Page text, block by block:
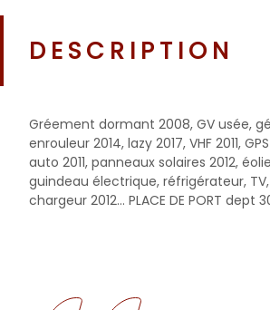
DESCRIPTION
Gréement dormant 2008, GV usée,
enrouleur 2014, lazy 2017, VHF 2011,
auto 2011, panneaux solaires 2012,
guindeau électrique, réfrigérateur,
chargeur 2012... PLACE DE PORT dept